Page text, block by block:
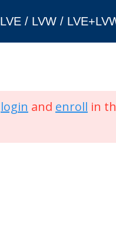
LVIV DNIPRO
/ LVW /
login and enroll in